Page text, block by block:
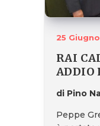
25
RAI
ADDIO
di Pino
Peppe